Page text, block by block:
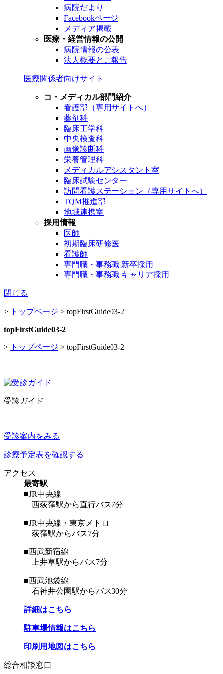
病院だより
Facebookページ
メディア掲載
医療・経営情報の公開
病院情報の公表
法人概要とご報告
医療関係者向けサイト
コ・メディカル部門紹介
看護部（専用サイトへ）
薬剤科
臨床工学科
中央検査科
画像診断科
栄養管理科
メディカルアシスタント室
臨床試験センター
訪問看護ステーション（専用サイトへ）
TQM推進部
地域連携室
採用情報
医師
初期臨床研修医
看護師
専門職・事務職 新卒採用
専門職・事務職 キャリア採用
閉じる
> トップページ > topFirstGuide03-2
topFirstGuide03-2
> トップページ > topFirstGuide03-2
受診ガイド
受診案内をみる
診療予定表を確認する
アクセス
最寄駅
■JR中央線
西荻窪駅から直行バス7分
■JR中央線・東京メトロ
荻窪駅からバス7分
■西武新宿線
上井草駅からバス7分
■西武池袋線
石神井公園駅からバス30分
詳細はこちら
駐車場情報はこちら
印刷用地図はこちら
総合相談窓口